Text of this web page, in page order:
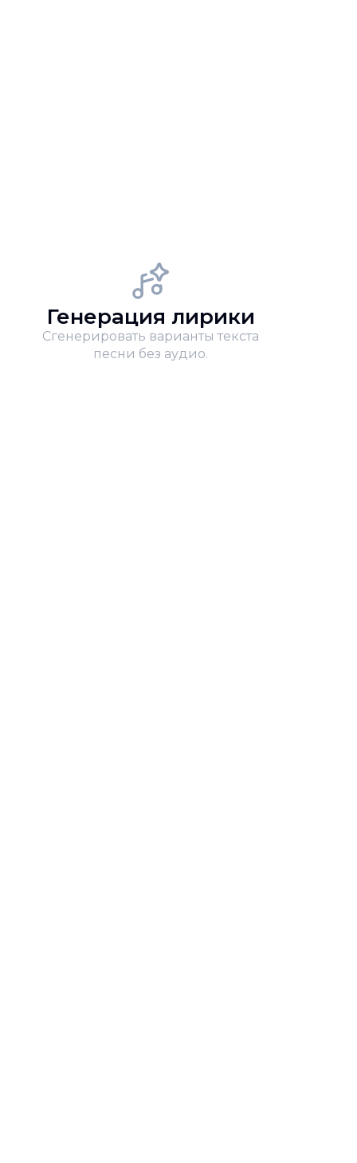
Генерация лирики
Сгенерировать варианты текста
песни без аудио.